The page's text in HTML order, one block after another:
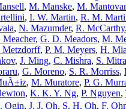
, M. Manske, M.
, I. W. Martin, R. M.
, N. Mazumder, R. McCarthy,
Meacher, G. D. Meadors, M.
Metzdorff, P. M. Meyers, H.
, J. Ming, C. Mishra, S. Mitra
, G. Moreno, S. R. Morriss,
, M. Muratore, P. G.
, K. K. Y. Ng, P. Nguyen,
Ogin, J. J. Oh, S. H. Oh, F.